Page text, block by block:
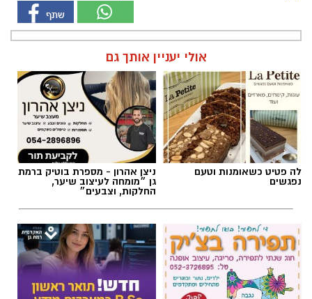
אולי יעניין אותך גם
לה פטיט כשאומנות וטעם
נפגשים
ניצן אהרון - מספרת בוטיק ברמת
גן ״מומחה לעיצוב שיער,
החלקות, וצבעים״